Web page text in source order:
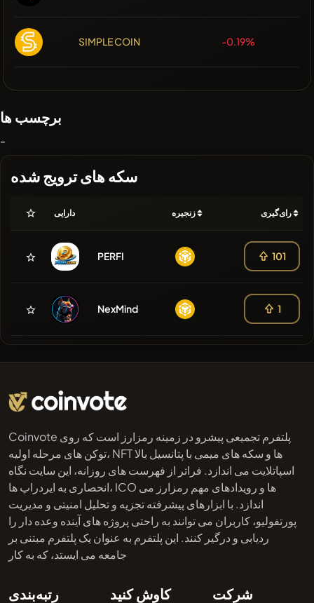
SIMPLE COIN -0.19%
برچسب ها
-
سکه های ترویج شده
دارایی زنجیره رای‌گیری
PERFI 101
NexMind 1
Coinvote پلتفرم تجمیعی پیشرو در زمینه رمزارز است که روی
توکن های مرحله اولیه، NFT ها و سکه های میمی با پتانسیل بالا
اسپاتلایت می اندازد. فراتر از فهرست های روزانه، این سایت نگاه
انحصاری به ایردراپ ها، ICO ها و رویدادهای مهم رمزارز می
اندازد. با ابزارهای پیشرفته تجزیه و تحلیل امنیتی و مدیریت
پورتفولیو، کاربران می توانند به راحتی پروژه های آینده وعده دار را
ردیابی و درگیر کنند. این پلتفرم به عنوان یک پلتفرم مبتنی بر
جامعه می ایستد، که به کار
رتبه‌بندی کاوش کنید شرکت